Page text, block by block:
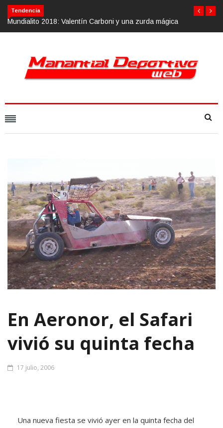
Tendencia
zurda mágicaCalvario Race 2018, 10 de noviembre
En Aeronor, el Safari
vivió su quinta fecha
17 julio, 2006
Una nueva fiesta se vivió ayer en la quinta fecha del